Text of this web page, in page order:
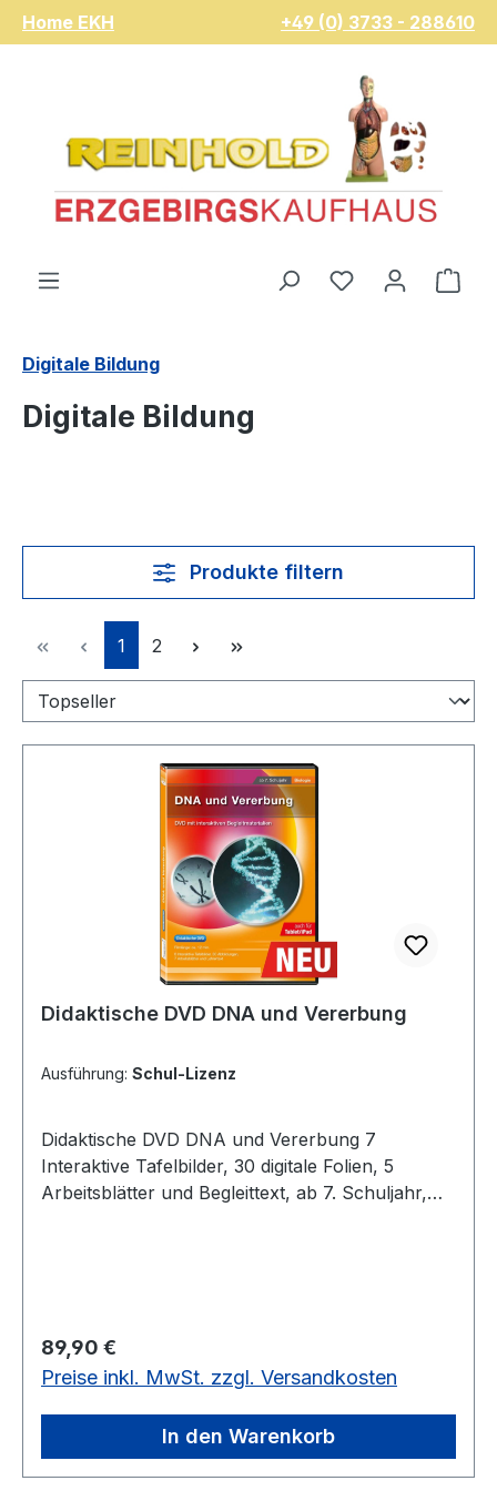
Zum Hauptinhalt springen
Home EKH +49 (0) 3733 - 288610
Du hast 0
Digitale Bildung
Digitale Bildung
Produkte filtern
Seite
1 Seite
2
Didaktische DVD DNA und Vererbung
Ausführung: Schul-Lizenz
Didaktische DVD DNA und Vererbung 7
Interaktive Tafelbilder, 30 digitale Folien, 5
Arbeitsblätter und Begleittext, ab 7. Schuljahr,
genetisches Material vererbt wird. Anschauliche
Grafiken verdeutlichen den Aufbau des DNA-
der Zellteilung. Der Film erläutert außerdem die
Verwendung von Punnett-Quadraten, mit deren
Regulärer Preis:
89,90 €
Preise inkl. MwSt. zzgl. Versandkosten
In den Warenkorb